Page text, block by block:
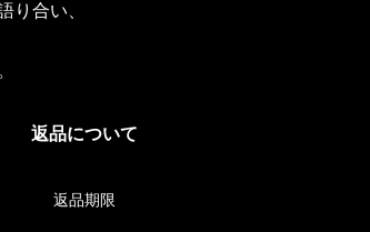
り合い、
返品について
返品期限